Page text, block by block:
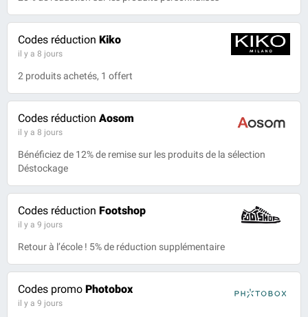
Codes réduction Kiko
il y a 8 jours
2 produits achetés, 1 offert
Codes réduction Aosom
il y a 8 jours
Bénéficiez de 12% de remise sur les produits de la sélection
Déstockage
Codes réduction Footshop
il y a 9 jours
Retour à l’école ! 5% de réduction supplémentaire
Codes promo Photobox
il y a 9 jours